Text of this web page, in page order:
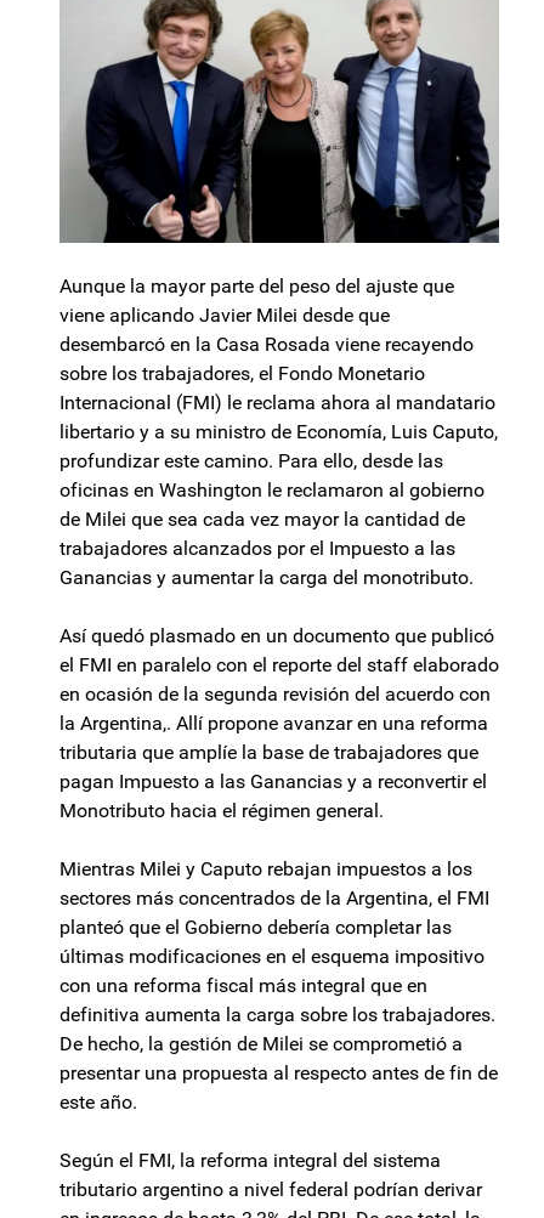
Aunque la mayor parte del peso del ajuste que
viene aplicando Javier Milei desde que
desembarcó en la Casa Rosada viene recayendo
sobre los trabajadores, el Fondo Monetario
Internacional (FMI) le reclama ahora al mandatario
libertario y a su ministro de Economía, Luis Caputo,
profundizar este camino. Para ello, desde las
oficinas en Washington le reclamaron al gobierno
de Milei que sea cada vez mayor la cantidad de
trabajadores alcanzados por el Impuesto a las
Ganancias y aumentar la carga del monotributo.
Así quedó plasmado en un documento que publicó
el FMI en paralelo con el reporte del staff elaborado
en ocasión de la segunda revisión del acuerdo con
la Argentina,. Allí propone avanzar en una reforma
tributaria que amplíe la base de trabajadores que
pagan Impuesto a las Ganancias y a reconvertir el
Monotributo hacia el régimen general.
Mientras Milei y Caputo rebajan impuestos a los
sectores más concentrados de la Argentina, el FMI
planteó que el Gobierno debería completar las
últimas modificaciones en el esquema impositivo
con una reforma fiscal más integral que en
definitiva aumenta la carga sobre los trabajadores.
De hecho, la gestión de Milei se comprometió a
presentar una propuesta al respecto antes de fin de
este año.
Según el FMI, la reforma integral del sistema
tributario argentino a nivel federal podrían derivar